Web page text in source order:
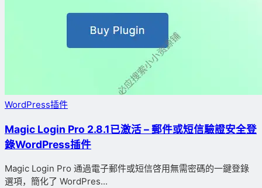
WordPress插件
Magic Login Pro 2.8.1已激活 – 郵件或短信驗證安全登
錄WordPress插件
Magic Login Pro 通過電子郵件或短信啓用無需密碼的一鍵登錄
選項，簡化了 WordPres...